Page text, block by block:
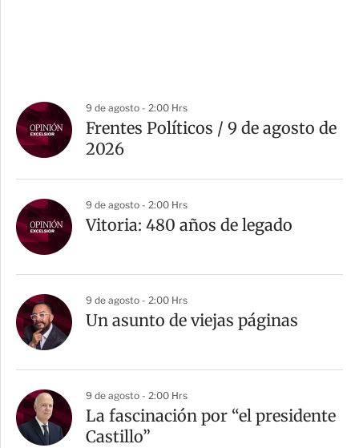
9 de agosto - 2:00 Hrs
Frentes Políticos / 9 de agosto de
2026
9 de agosto - 2:00 Hrs
Vitoria: 480 años de legado
9 de agosto - 2:00 Hrs
Un asunto de viejas páginas
9 de agosto - 2:00 Hrs
La fascinación por “el presidente
Castillo”